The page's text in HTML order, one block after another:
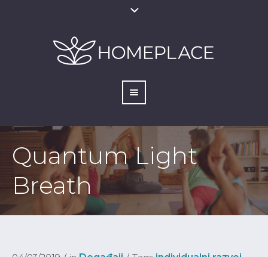
Quantum Light
Breath